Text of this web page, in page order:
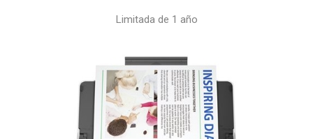
Limitada de 1 año